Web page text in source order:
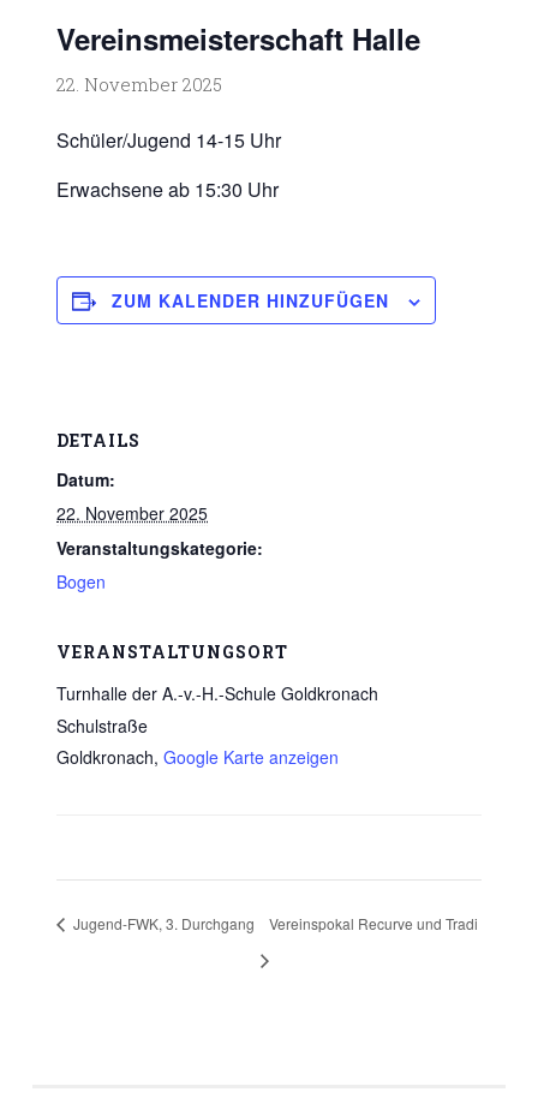
Vereinsmeisterschaft Halle
22. November 2025
Schüler/Jugend 14-15 Uhr
Erwachsene ab 15:30 Uhr
ZUM KALENDER HINZUFÜGEN
DETAILS
Datum:
22. November 2025
Veranstaltungskategorie:
Bogen
VERANSTALTUNGSORT
Turnhalle der A.-v.-H.-Schule Goldkronach
Schulstraße
Goldkronach, Google Karte anzeigen
Jugend-FWK, 3. Durchgang Vereinspokal Recurve und Tradi